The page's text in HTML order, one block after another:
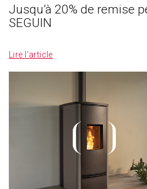
Jusqu’à 20% de remise
SEGUIN
Lire l’article